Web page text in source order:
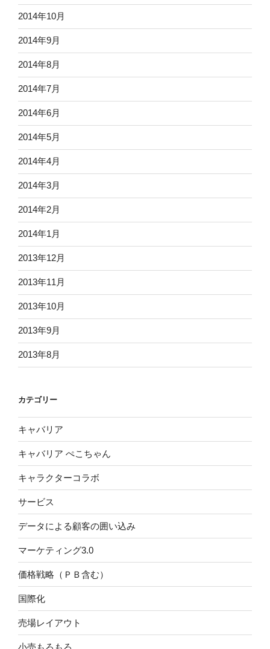
2014年10月
2014年9月
2014年8月
2014年7月
2014年6月
2014年5月
2014年4月
2014年3月
2014年2月
2014年1月
2013年12月
2013年11月
2013年10月
2013年9月
2013年8月
カテゴリー
キャバリア
キャバリア ぺこちゃん
キャラクターコラボ
サービス
データによる顧客の囲い込み
マーケティング3.0
価格戦略（ＰＢ含む）
国際化
売場レイアウト
小売もろもろ